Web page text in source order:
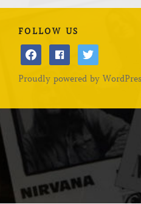
FOLLOW US
facebookfacebooktwitter
Proudly powered by